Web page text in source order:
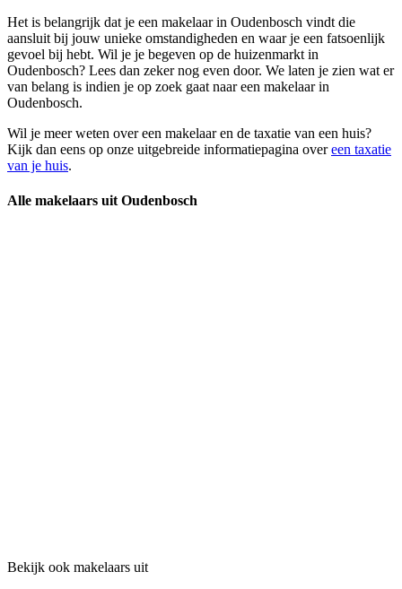
Het is belangrijk dat je een makelaar in Oudenbosch vindt die
aansluit bij jouw unieke omstandigheden en waar je een fatsoenlijk
gevoel bij hebt. Wil je je begeven op de huizenmarkt in
Oudenbosch? Lees dan zeker nog even door. We laten je zien wat er
van belang is indien je op zoek gaat naar een makelaar in
Oudenbosch.
Wil je meer weten over een makelaar en de taxatie van een huis?
Kijk dan eens op onze uitgebreide informatiepagina overeen taxatie
van je huis.
Alle makelaars uit Oudenbosch
Bekijk ook makelaars uit